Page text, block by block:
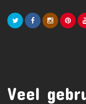
Veel